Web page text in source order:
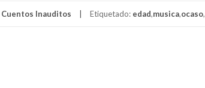
Cuentos Inauditos Etiquetado: edad,musica,ocaso,